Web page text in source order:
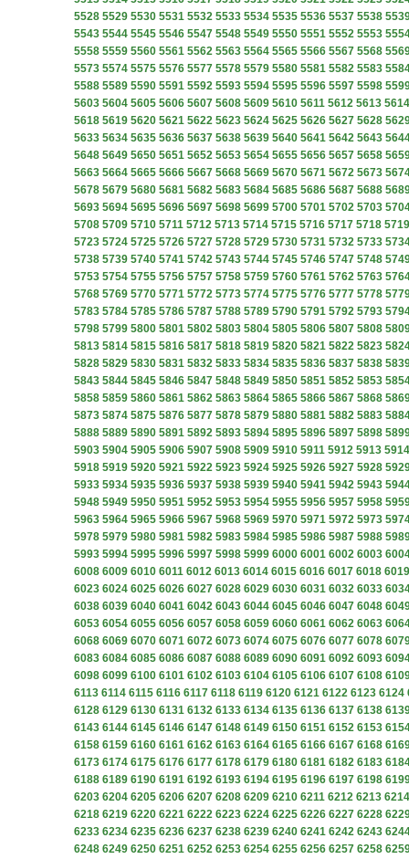
5528 5529 5530 5531 5532 5533 5534 5535 5536 5537 5538
5543 5544 5545 5546 5547 5548 5549 5550 5551 5552 5553
5558 5559 5560 5561 5562 5563 5564 5565 5566 5567 5568
5573 5574 5575 5576 5577 5578 5579 5580 5581 5582 5583
5588 5589 5590 5591 5592 5593 5594 5595 5596 5597 5598
5603 5604 5605 5606 5607 5608 5609 5610 5611 5612 5613 5614
5618 5619 5620 5621 5622 5623 5624 5625 5626 5627 5628
5633 5634 5635 5636 5637 5638 5639 5640 5641 5642 5643
5648 5649 5650 5651 5652 5653 5654 5655 5656 5657 5658
5663 5664 5665 5666 5667 5668 5669 5670 5671 5672 5673
5678 5679 5680 5681 5682 5683 5684 5685 5686 5687 5688
5693 5694 5695 5696 5697 5698 5699 5700 5701 5702 5703
5708 5709 5710 5711 5712 5713 5714 5715 5716 5717 5718 5719
5723 5724 5725 5726 5727 5728 5729 5730 5731 5732 5733
5738 5739 5740 5741 5742 5743 5744 5745 5746 5747 5748
5753 5754 5755 5756 5757 5758 5759 5760 5761 5762 5763
5768 5769 5770 5771 5772 5773 5774 5775 5776 5777 5778
5783 5784 5785 5786 5787 5788 5789 5790 5791 5792 5793
5798 5799 5800 5801 5802 5803 5804 5805 5806 5807 5808
5813 5814 5815 5816 5817 5818 5819 5820 5821 5822 5823
5828 5829 5830 5831 5832 5833 5834 5835 5836 5837 5838
5843 5844 5845 5846 5847 5848 5849 5850 5851 5852 5853
5858 5859 5860 5861 5862 5863 5864 5865 5866 5867 5868
5873 5874 5875 5876 5877 5878 5879 5880 5881 5882 5883
5888 5889 5890 5891 5892 5893 5894 5895 5896 5897 5898
5903 5904 5905 5906 5907 5908 5909 5910 5911 5912 5913 5914
5918 5919 5920 5921 5922 5923 5924 5925 5926 5927 5928
5933 5934 5935 5936 5937 5938 5939 5940 5941 5942 5943
5948 5949 5950 5951 5952 5953 5954 5955 5956 5957 5958
5963 5964 5965 5966 5967 5968 5969 5970 5971 5972 5973
5978 5979 5980 5981 5982 5983 5984 5985 5986 5987 5988
5993 5994 5995 5996 5997 5998 5999 6000 6001 6002 6003
6008 6009 6010 6011 6012 6013 6014 6015 6016 6017 6018 6019
6023 6024 6025 6026 6027 6028 6029 6030 6031 6032 6033
6038 6039 6040 6041 6042 6043 6044 6045 6046 6047 6048
6053 6054 6055 6056 6057 6058 6059 6060 6061 6062 6063
6068 6069 6070 6071 6072 6073 6074 6075 6076 6077 6078
6083 6084 6085 6086 6087 6088 6089 6090 6091 6092 6093
6098 6099 6100 6101 6102 6103 6104 6105 6106 6107 6108
6113 6114 6115 6116 6117 6118 6119 6120 6121 6122 6123 6124
6128 6129 6130 6131 6132 6133 6134 6135 6136 6137 6138
6143 6144 6145 6146 6147 6148 6149 6150 6151 6152 6153
6158 6159 6160 6161 6162 6163 6164 6165 6166 6167 6168
6173 6174 6175 6176 6177 6178 6179 6180 6181 6182 6183
6188 6189 6190 6191 6192 6193 6194 6195 6196 6197 6198
6203 6204 6205 6206 6207 6208 6209 6210 6211 6212 6213 6214
6218 6219 6220 6221 6222 6223 6224 6225 6226 6227 6228
6233 6234 6235 6236 6237 6238 6239 6240 6241 6242 6243
6248 6249 6250 6251 6252 6253 6254 6255 6256 6257 6258